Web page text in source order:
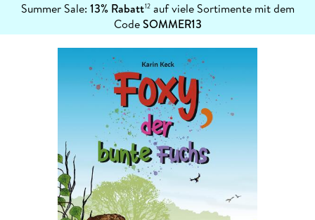
Summer Sale: 13% Rabatt12auf viele Sortimente mit dem
CodeSOMMER13
erfahren